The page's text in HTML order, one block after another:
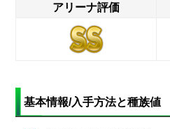
アリーナ評価
基本情報/入手方法と種族値